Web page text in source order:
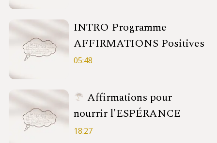
INTRO Programme
AFFIRMATIONS Positives
05:48
Affirmations pour
nourrir l'ESPÉRANCE
18:27